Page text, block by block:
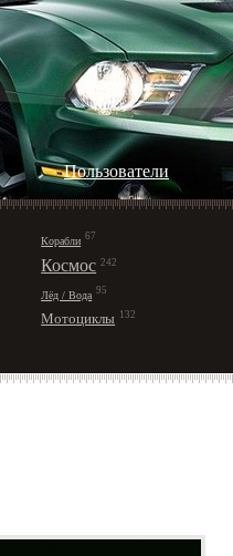
Пользователи
Корабли 67
Космос 242
Лёд / Вода 95
Мотоциклы 132